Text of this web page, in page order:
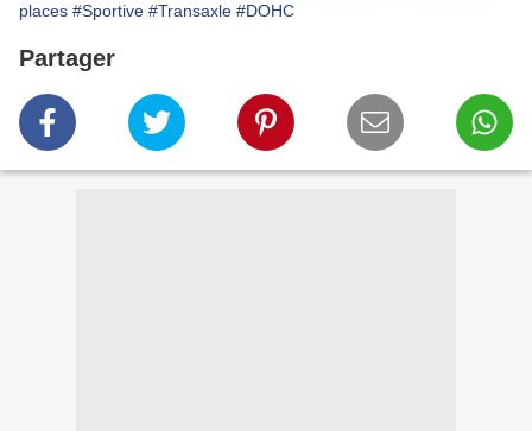
places #Sportive #Transaxle #DOHC
Partager